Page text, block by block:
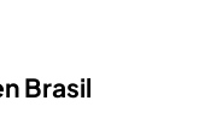
Brasil